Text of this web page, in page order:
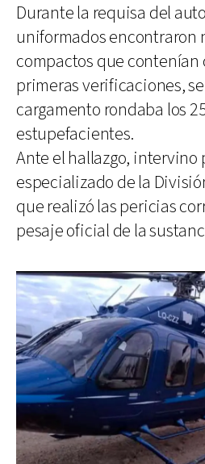
Durante la requisa del
uniformados encontraron
compactos que contenían
primeras verificaciones,
cargamento rondaba los
estupefacientes.
Ante el hallazgo, intervino
especializado de la
que realizó las pericias
pesaje oficial de la